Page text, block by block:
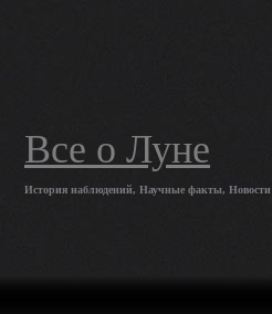
Все о Луне
История наблюдений, Научные факты, Новости